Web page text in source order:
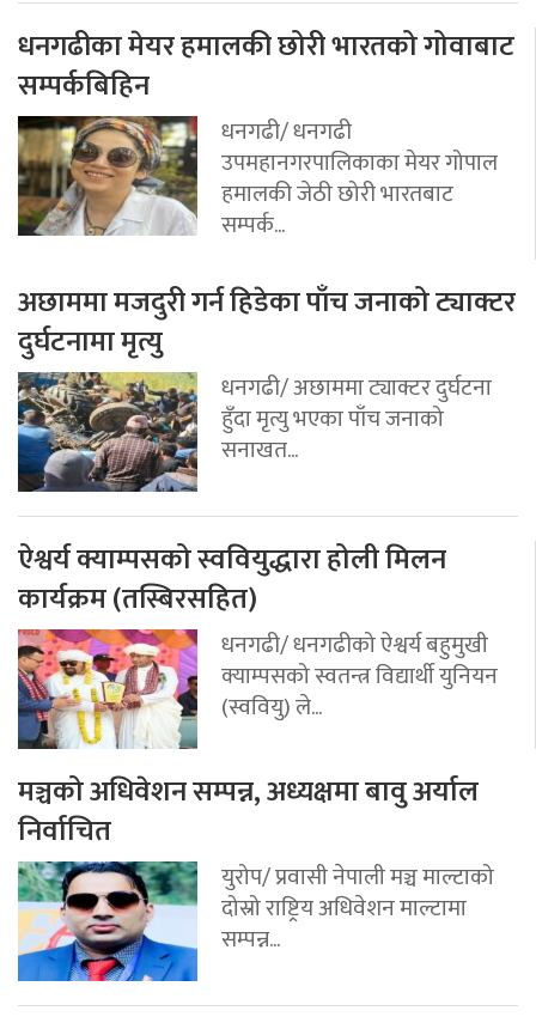
धनगढीका मेयर हमालकी छोरी भारतको गोवाबाट
सम्पर्कबिहिन
धनगढी/ धनगढी
उपमहानगरपालिकाका मेयर गोपाल
हमालकी जेठी छोरी भारतबाट
सम्पर्क...
अछाममा मजदुरी गर्न हिडेका पाँच जनाको ट्याक्टर
दुर्घटनामा मृत्यु
धनगढी/ अछाममा ट्याक्टर दुर्घटना
हुँदा मृत्यु भएका पाँच जनाको
सनाखत...
ऐश्वर्य क्याम्पसको स्ववियुद्धारा होली मिलन
कार्यक्रम (तस्बिरसहित)
धनगढी/ धनगढीको ऐश्वर्य बहुमुखी
क्याम्पसको स्वतन्त्र विद्यार्थी युनियन
(स्ववियु) ले...
मञ्चको अधिवेशन सम्पन्न, अध्यक्षमा बावु अर्याल
निर्वाचित
युरोप/ प्रवासी नेपाली मञ्च माल्टाको
दोस्रो राष्ट्रिय अधिवेशन माल्टामा
सम्पन्न...